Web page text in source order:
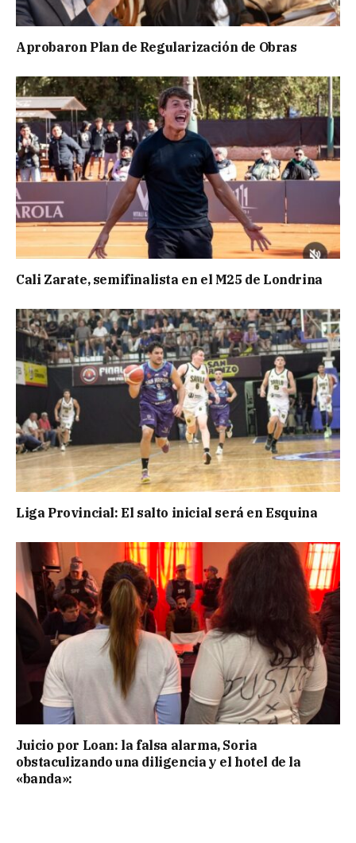
Aprobaron Plan de Regularización de Obras
Cali Zarate, semifinalista en el M25 de Londrina
Liga Provincial: El salto inicial será en Esquina
Juicio por Loan: la falsa alarma, Soria
obstaculizando una diligencia y el hotel de la
«banda»: